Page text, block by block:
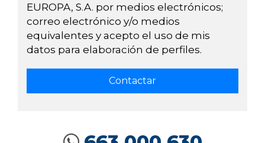
EUROPA, S.A. por medios electrónicos;
correo electrónico y/o medios
equivalentes y acepto el uso de mis
datos para elaboración de perfiles.